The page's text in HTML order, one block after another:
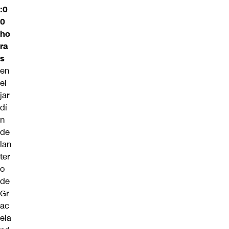
:0
0
ho
ra
s
en
el
jar
dí
n
de
lan
ter
o
de
Gr
ac
ela